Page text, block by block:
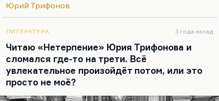
Началось ещё в первой, но процвело по-
давила. Губанов, вождь этого направления,
умерший от водки в 36 лет, очень мало сумевший
напечатать при жизни — по-моему, всего один
кусок из поэмы «Полина! Полынья моя!». В
юности там у него что-то вышло — и всё. Почему
это не состоялось?
Юрий Трифонов
ЛИТЕРАТУРА 3 года назад
Читаю «Нетерпение» Юрия Трифонова и
сломался где-то на трети. Всё
увлекательное произойдёт потом, или это
просто не моё?